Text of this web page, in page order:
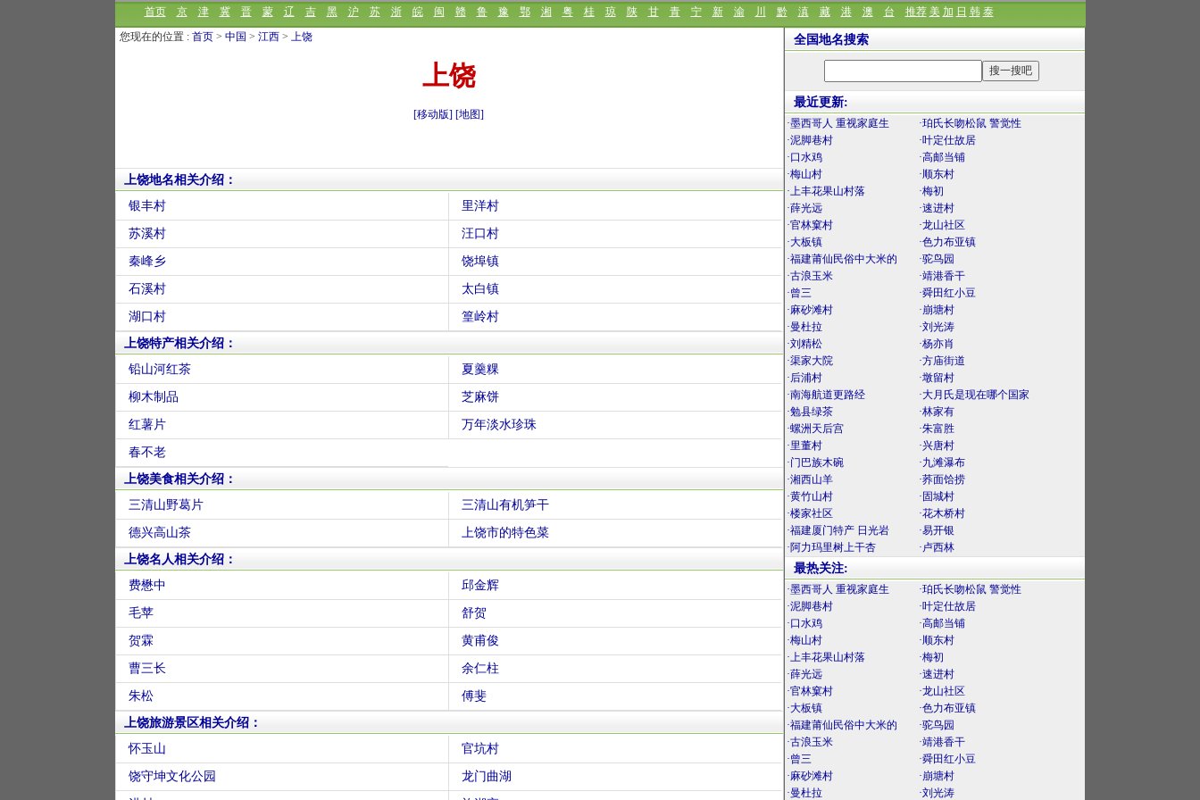
首页 京 津 冀 晋 蒙 辽 吉 黑 沪 苏 浙 皖 闽 赣 鲁 豫 鄂 湘 粤 桂 琼 陕 甘 青 宁 新 渝 川 黔 滇 藏 港 澳 台 推荐 美 加 日 韩 泰
您现在的位置 : 首页> 中国 > 江西> 上饶
上饶
[移动版] [地图]
上饶地名相关介绍：
银丰村
里洋村
苏溪村 汪口村
秦峰乡 饶埠镇
石溪村 太白镇
湖口村
篁岭村
上饶特产相关介绍：
铅山河红茶
夏羹粿
柳木制品 芝麻饼
红薯片 万年淡水珍珠
春不老
上饶美食相关介绍：
三清山野葛片
三清山有机笋干
德兴高山茶
上饶市的特色菜
上饶名人相关介绍：
费懋中
邱金辉
毛苹 舒贺
贺霖 黄甫俊
曹三长 余仁柱
朱松
傅斐
上饶旅游景区相关介绍：
怀玉山
官坑村
饶守坤文化公园 龙门曲湖
全国地名搜索
最近更新:
·墨西哥人 重视家庭生
·珀氏长吻松鼠 警觉性
·泥脚巷村
·叶定仕故居
·口水鸡
·高邮当铺
·梅山村
·顺东村
·上丰花果山村落
·梅初
·薛光远
·速进村
·官林窠村
·龙山社区
·大板镇
·色力布亚镇
·福建莆仙民俗中大米的
·驼鸟园
·古浪玉米
·靖港香干
·曾三
·舜田红小豆
·麻砂滩村
·崩塘村
·曼杜拉
·刘光涛
·刘精松
·杨亦肖
·渠家大院
·方庙街道
·后浦村
·墩留村
·南海航道更路经
·大月氏是现在哪个国家
·勉县绿茶
·林家有
·螺洲天后宫
·朱富胜
·里董村
·兴唐村
·门巴族木碗
·九滩瀑布
·湘西山羊
·荞面饸捞
·黄竹山村
·固城村
·楼家社区
·花木桥村
·福建厦门特产 日光岩
·易开银
·阿力玛里树上干杏
·卢西林
最热关注:
·墨西哥人 重视家庭生
·珀氏长吻松鼠 警觉性
·泥脚巷村
·叶定仕故居
·口水鸡
·高邮当铺
·梅山村
·顺东村
·上丰花果山村落
·梅初
·薛光远
·速进村
·官林窠村
·龙山社区
·大板镇
·色力布亚镇
·福建莆仙民俗中大米的
·驼鸟园
·古浪玉米
·靖港香干
·曾三
·舜田红小豆
·麻砂滩村
·崩塘村
·曼杜拉
·刘光涛